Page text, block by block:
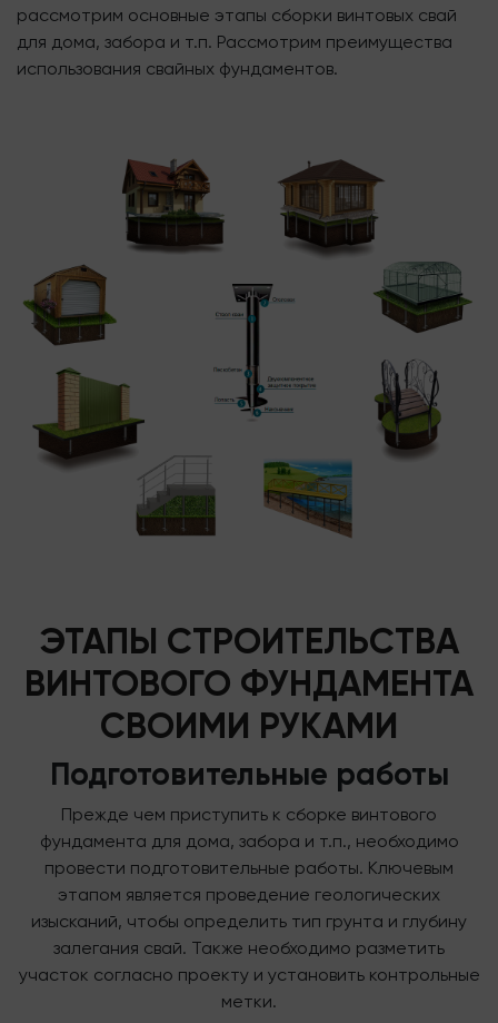
рассмотрим основные этапы сборки винтовых свай
для дома, забора и т.п. Рассмотрим преимущества
использования свайных фундаментов.
ЭТАПЫ СТРОИТЕЛЬСТВА
ВИНТОВОГО ФУНДАМЕНТА
СВОИМИ РУКАМИ
Подготовительные работы
Прежде чем приступить к сборке винтового
фундамента для дома, забора и т.п., необходимо
провести подготовительные работы. Ключевым
этапом является проведение геологических
изысканий, чтобы определить тип грунта и глубину
залегания свай. Также необходимо разметить
участок согласно проекту и установить контрольные
метки.